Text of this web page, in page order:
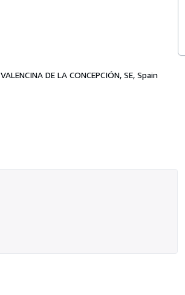
VALENCINA DE LA CONCEPCIÓN, SE, Spain